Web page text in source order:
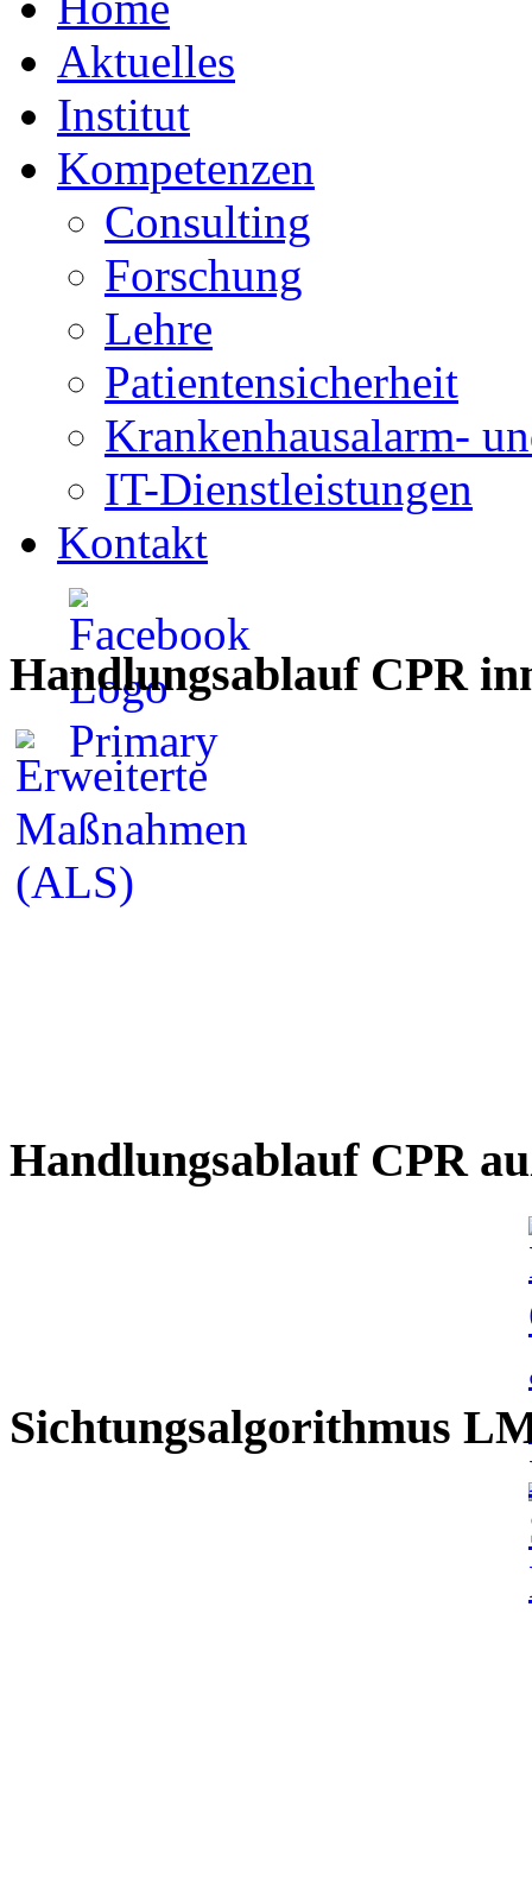
Aktuelles
Institut
Kompetenzen
Consulting
Forschung
Lehre
Patientensicherheit
Krankenhausalarm-
IT-Dienstleistungen
Kontakt
Handlungsablauf CPR
Handlungsablauf CPR
Sichtungsalgorithmus